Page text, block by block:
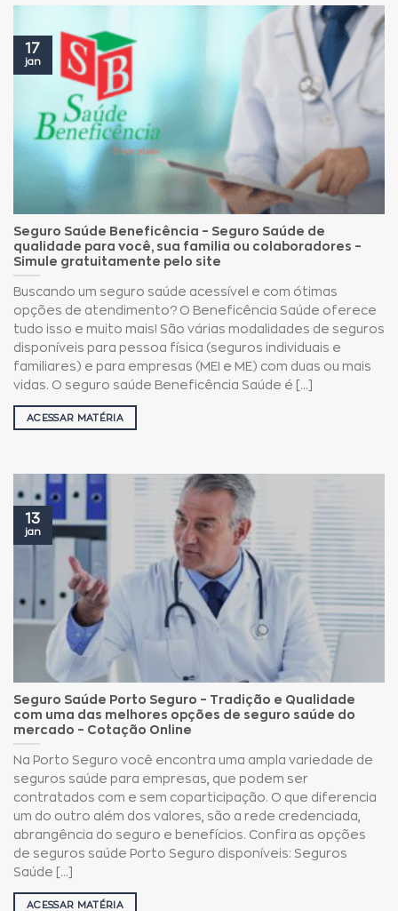
Seguro Saúde Beneficência – Seguro Saúde de
qualidade para você, sua familia ou colaboradores –
Simule gratuitamente pelo site
Buscando um seguro saúde acessível e com ótimas
opções de atendimento? O Beneficência Saúde oferece
tudo isso e muito mais! São várias modalidades de seguros
disponíveis para pessoa física (seguros individuais e
familiares) e para empresas (MEI e ME) com duas ou mais
vidas. O seguro saúde Beneficência Saúde é [...]
ACESSAR MATÉRIA
17
jan
Seguro Saúde Porto Seguro – Tradição e Qualidade
com uma das melhores opções de seguro saúde do
mercado – Cotação Online
Na Porto Seguro você encontra uma ampla variedade de
seguros saúde para empresas, que podem ser
contratados com e sem coparticipação. O que diferencia
um do outro além dos valores, são a rede credenciada,
abrangência do seguro e benefícios. Confira as opções
de seguros saúde Porto Seguro disponíveis: Seguros
Saúde [...]
ACESSAR MATÉRIA
13
jan